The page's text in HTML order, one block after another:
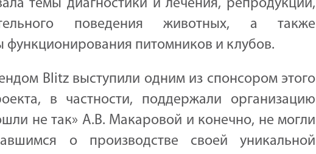
темы диагностики и лечения, репродукции,
поведения животных, а также
питомников и клубов.
Blitz выступили одним из спонсором этого
в частности, поддержали организацию
не так» А.В. Макаровой и конечно, не могли
о производстве своей уникальной